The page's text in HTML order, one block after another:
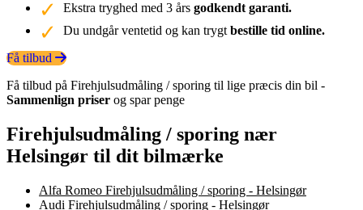
Ekstra tryghed med 3 års godkendt garanti.
Du undgår ventetid og kan trygt bestille tid online.
Få tilbud
Få tilbud på Firehjulsudmåling / sporing til lige præcis din bil -
Sammenlign priser og spar penge
Firehjulsudmåling / sporing nær
Helsingør til dit bilmærke
Alfa Romeo Firehjulsudmåling / sporing - Helsingør
Audi Firehjulsudmåling / sporing - Helsingør